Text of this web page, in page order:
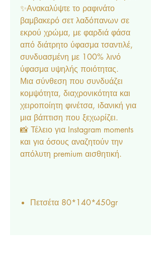
✨Ανακαλύψτε το ραφινάτο
βαμβακερό σετ λαδόπανων σε
εκρού χρώμα, με φαρδιά φάσα
από διάτρητο ύφασμα τσαντιλέ,
συνδυασμένη με 100% λινό
ύφασμα υψηλής ποιότητας.
Μια σύνθεση που συνδυάζει
κομψότητα, διαχρονικότητα και
χειροποίητη φινέτσα, ιδανική για
μια βάπτιση που ξεχωρίζει.
📸 Τέλειο για Instagram moments
και για όσους αναζητούν την
απόλυτη premium αισθητική.
Πετσέτα 80*140*450gr